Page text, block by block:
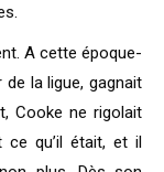
A cette époque-
de la ligue, gagnait
Cooke ne rigolait
ce qu’il était, et il